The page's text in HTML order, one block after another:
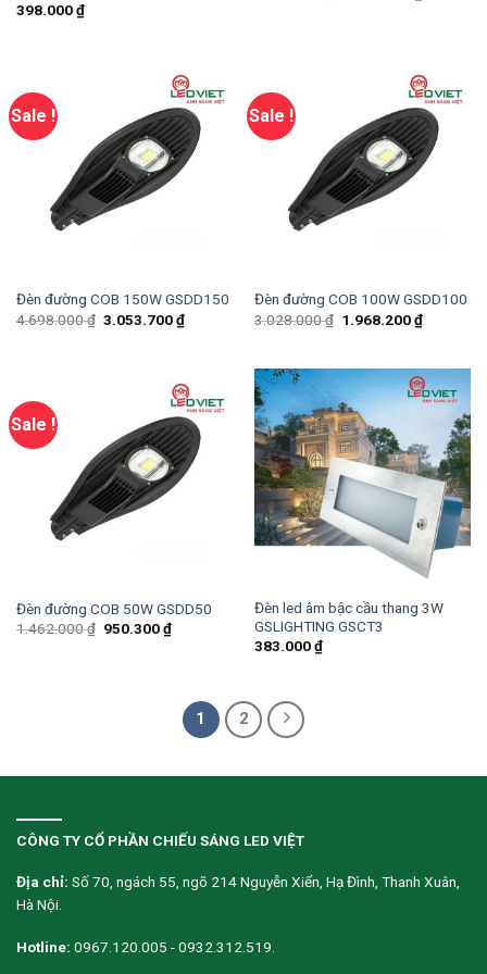
398.000₫
Sale !
Đèn đường COB 150W GSDD150
4.698.000₫ 3.053.700₫
Sale !
Đèn đường COB 100W GSDD100
3.028.000₫ 1.968.200₫
Sale !
Đèn đường COB 50W GSDD50
1.462.000₫ 950.300₫
Đèn led âm bậc cầu thang 3W
GSLIGHTING GSCT3
383.000₫
1 2
CÔNG TY CỔ PHẦN CHIẾU SÁNG LED VIỆT
Địa chỉ: Số 70, ngách 55, ngõ 214 Nguyễn Xiển, Hạ Đình, Thanh Xuân,
Hà Nội.
Hotline: 0967.120.005 - 0932.312.519.